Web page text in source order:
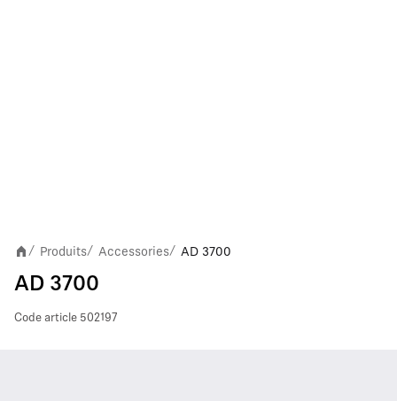
/ Produits/ Accessories/ AD 3700
AD 3700
Code article 502197